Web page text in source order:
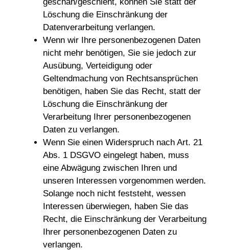
Löschung die Einschränkung der
Datenverarbeitung verlangen.
Wenn wir Ihre personenbezogenen Daten
nicht mehr benötigen, Sie sie jedoch zur
Ausübung, Verteidigung oder
Geltendmachung von Rechtsansprüchen
benötigen, haben Sie das Recht, statt der
Löschung die Einschränkung der
Verarbeitung Ihrer personenbezogenen
Daten zu verlangen.
Wenn Sie einen Widerspruch nach Art. 21
Abs. 1 DSGVO eingelegt haben, muss
eine Abwägung zwischen Ihren und
unseren Interessen vorgenommen werden.
Solange noch nicht feststeht, wessen
Interessen überwiegen, haben Sie das
Recht, die Einschränkung der Verarbeitung
Ihrer personenbezogenen Daten zu
verlangen.